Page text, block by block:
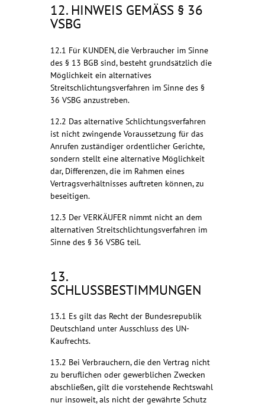
12. HINWEIS GEMÄSS § 36 V
SBG
12.1 Für KUNDEN, die Verbraucher im Sinne
des § 13 BGB sind, besteht grundsätzlich die
Möglichkeit ein alternatives
Streitschlichtungsverfahren im Sinne des §
36 VSBG anzustreben.
12.2 Das alternative Schlichtungsverfahren
ist nicht zwingende Voraussetzung für das
Anrufen zuständiger ordentlicher Gerichte,
sondern stellt eine alternative Möglichkeit
dar, Differenzen, die im Rahmen eines
Vertragsverhältnisses auftreten können, zu
beseitigen.
12.3 Der VERKÄUFER nimmt nicht an dem
alternativen Streitschlichtungsverfahren im
Sinne des § 36 VSBG teil.
13.
SCHLUSSBESTIMMUNGEN
13.1 Es gilt das Recht der Bundesrepublik
Deutschland unter Ausschluss des UN-
Kaufrechts.
13.2 Bei Verbrauchern, die den Vertrag nicht
zu beruflichen oder gewerblichen Zwecken
abschließen, gilt die vorstehende Rechtswahl
nur insoweit, als nicht der gewährte Schutz